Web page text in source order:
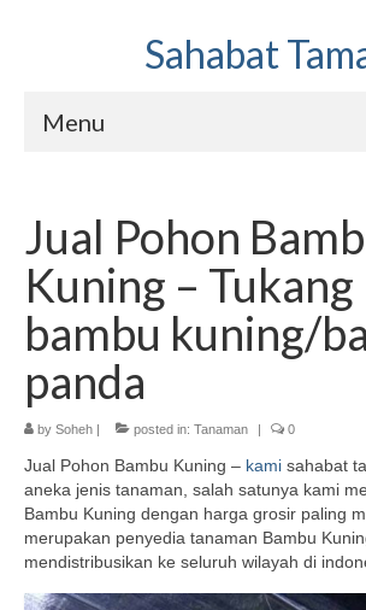
Sahabat
Menu
Hubungi Kami
Sahabat Taman Galery
Jual Pohon
Kuning – Tukang
bambu kuning/
panda
by Soheh | posted in: Tanaman | 0
Jual Pohon Bambu Kuning – kami sahabat
aneka jenis tanaman, salah satunya kami
Bambu Kuning dengan harga grosir paling
merupakan penyedia tanaman Bambu
mendistribusikan ke seluruh wilayah di